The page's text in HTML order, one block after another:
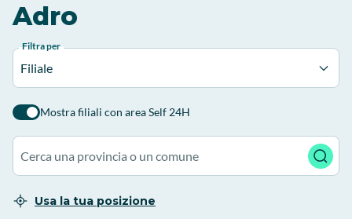
Adro
Filtra per
Filiale
Mostra filiali con area Self 24H
Usa la tua posizione